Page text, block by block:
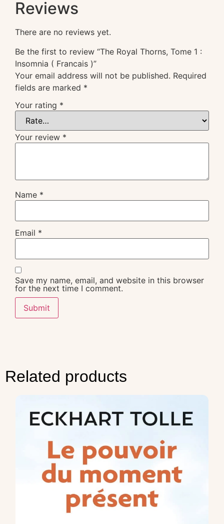
Reviews
There are no reviews yet.
Be the first to review “The Royal Thorns, Tome 1 :
Insomnia ( Francais )”
Your email address will not be published. Required
fields are marked *
Your rating *
Your review *
Name *
Email *
Save my name, email, and website in this browser
for the next time I comment.
Related products